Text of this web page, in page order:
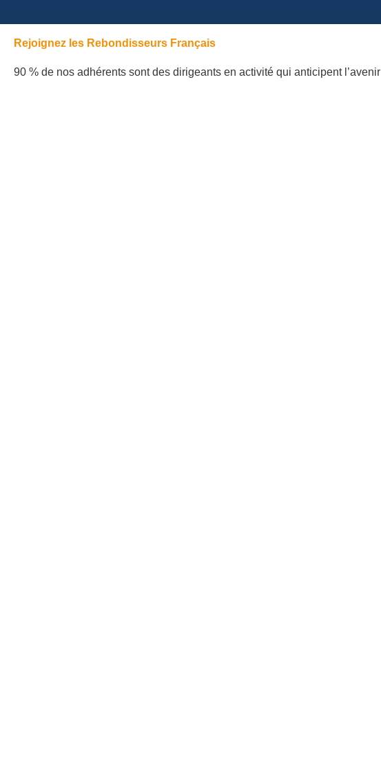
Rejoignez les Rebondisseurs Français
90 % de nos adhérents sont des dirigeants en activité qui anticipent l’avenir